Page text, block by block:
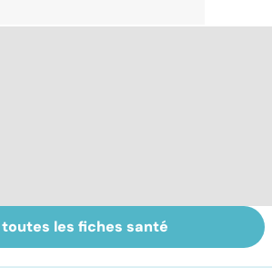
:
Alimentation :
mangeons-nous
les fiches santé